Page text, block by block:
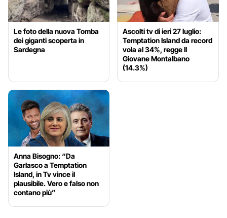
Le foto della nuova Tomba
dei giganti scoperta in
Sardegna
Ascolti tv di ieri 27 luglio:
Temptation Island da record
vola al 34%, regge Il
Giovane Montalbano
(14.3%)
Anna Bisogno: “Da
Garlasco a Temptation
Island, in Tv vince il
plausibile. Vero e falso non
contano più”